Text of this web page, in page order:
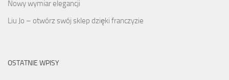
Nowy wymiar elegancji
Liu Jo – otwórz swój sklep dzięki franczyzie
OSTATNIE WPISY